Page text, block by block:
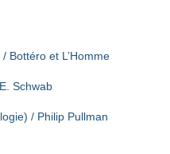
Bottéro et L’Homme
Schwab
/ Philip Pullman